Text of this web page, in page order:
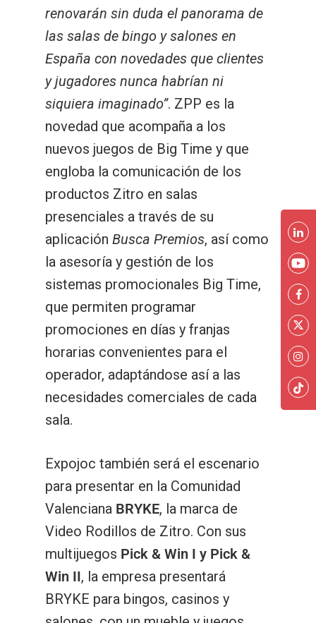
renovarán sin duda el panorama de
las salas de bingo y salones en
España con novedades que clientes
y jugadores nunca habrían ni
siquiera imaginado”. ZPP es la
novedad que acompaña a los
nuevos juegos de Big Time y que
engloba la comunicación de los
productos Zitro en salas
presenciales a través de su
aplicación Busca Premios, así como
la asesoría y gestión de los
sistemas promocionales Big Time,
que permiten programar
promociones en días y franjas
horarias convenientes para el
operador, adaptándose así a las
necesidades comerciales de cada
sala.
Expojoc también será el escenario
para presentar en la Comunidad
Valenciana BRYKE, la marca de
Video Rodillos de Zitro. Con sus
multijuegos Pick & Win I y Pick &
Win II, la empresa presentará
BRYKE para bingos, casinos y
Slots
Fantasy
Gabinetes